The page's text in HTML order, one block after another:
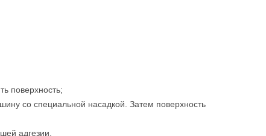
поверхность;
со специальной насадкой. Затем поверхность
адгезии.